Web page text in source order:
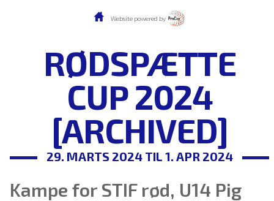
Website powered by
RØDSPÆTTE
CUP 2024
[ARCHIVED]
29. MARTS 2024 TIL 1. APR 2024
Kampe for STIF rød, U14 Pig